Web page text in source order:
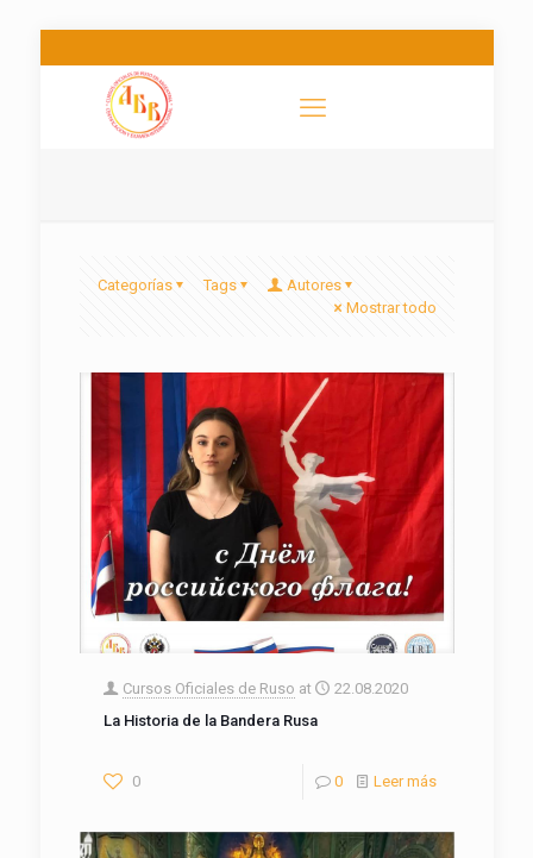
Categorías Tags
Autores
Mostrar todo
Cursos Oficiales de Ruso at
22.08.2020
La Historia de la Bandera Rusa
0 0 Leer más